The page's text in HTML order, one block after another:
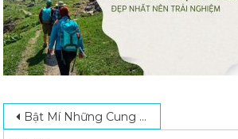
Post navigation
Bật Mí Những Cung Đường Phượt Hà Giang Đẹp Nhất Nên Trải Nghiệm